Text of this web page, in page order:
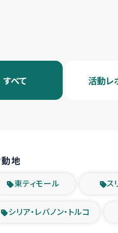
すべて 活動レ
地
東ティモール ス
シリア・レバノン・トルコ